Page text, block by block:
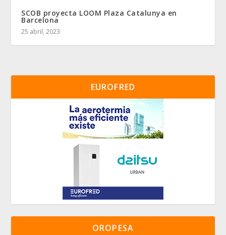
SCOB proyecta LOOM Plaza Catalunya en
Barcelona
25 abril, 2023
EUROFRED
OROPESA